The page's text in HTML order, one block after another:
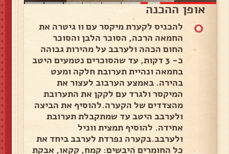
אופן ההכנה
0
להכניס לקערת מיקסר עם וו גיטרה את
החמאה הרכה, הסוכר הלבן והסוכר
החום הכהה ולערבב על מהירות גבוהה
כ- 3 דקות, עד שהסוכרים נטמעים היטב
בחמאה ונהיית תערובת חלקה ומעט
בהירה. באמצע הערבוב לעצור את
המיקסר ולגרד עם לקקן את התערובת
מהצדדים של הקערה.להוסיף את הביצה
ולערבב היטב עד שמתקבלת תערובת
אחידה. להוסיף תמצית ווניל
ולערבב.בקערה נפרדת לערבב ביחד את
כל החומרים היבשים: קמח, קקאו, אבקת